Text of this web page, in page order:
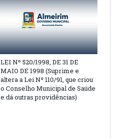
LEI Nº 520/1998, DE 31 DE
MAIO DE 1998 (Suprime e
altera a Lei Nº 110/91, que criou
o Conselho Municipal de Saúde
e dá outras providências)